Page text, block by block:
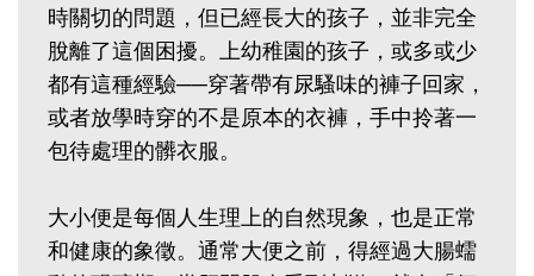
時關切的問題，但已經長大的孩子，並非完全
脫離了這個困擾。上幼稚園的孩子，或多或少
都有這種經驗──穿著帶有尿騷味的褲子回家，
或者放學時穿的不是原本的衣褲，手中拎著一
包待處理的髒衣服。
大小便是每個人生理上的自然現象，也是正常
和健康的象徵。通常大便之前，得經過大腸蠕